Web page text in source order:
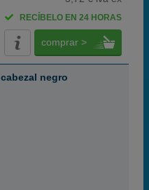
RECÍBELO EN 24 HORAS
comprar >
negro